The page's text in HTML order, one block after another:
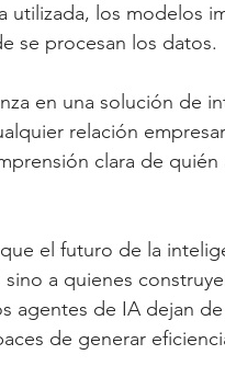
utilizada, los modelos
se procesan los datos.
en una solución de
relación
clara de
el futuro de la
sino a quienes
agentes de IA dejan
de generar